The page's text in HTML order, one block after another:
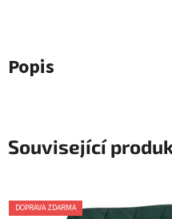
Popis
Související
DOPRAVA ZDARMA